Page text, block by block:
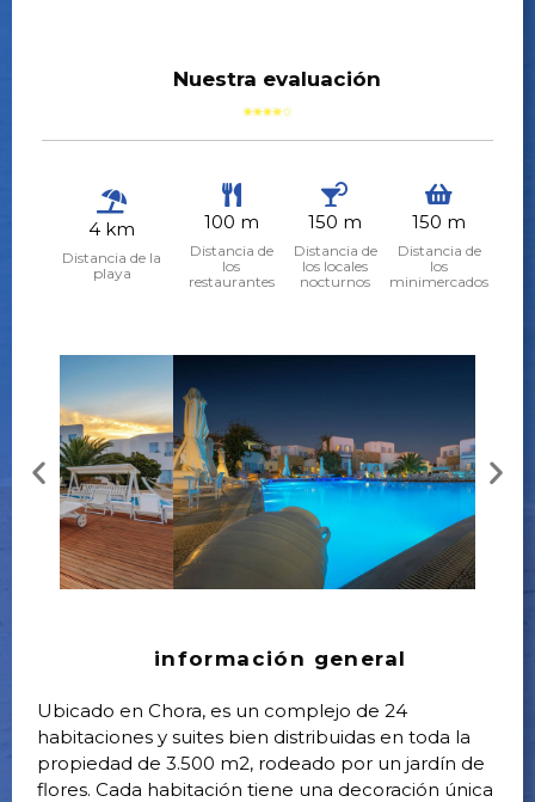
Nuestra evaluación
4 km
Distancia de la
playa
100 m
Distancia de
los
restaurantes
150 m
Distancia de
los locales
nocturnos
150 m
Distancia de
los
minimercados
información general
Ubicado en Chora, es un complejo de 24
habitaciones y suites bien distribuidas en toda la
propiedad de 3.500 m2, rodeado por un jardín de
flores. Cada habitación tiene una decoración única